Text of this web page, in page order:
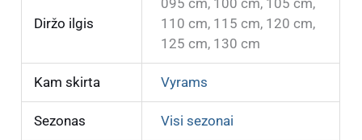
Diržo ilgis
095 cm, 100 cm, 105 cm,
110 cm, 115 cm, 120 cm,
125 cm, 130 cm
Kam skirta Vyrams
Sezonas Visi sezonai